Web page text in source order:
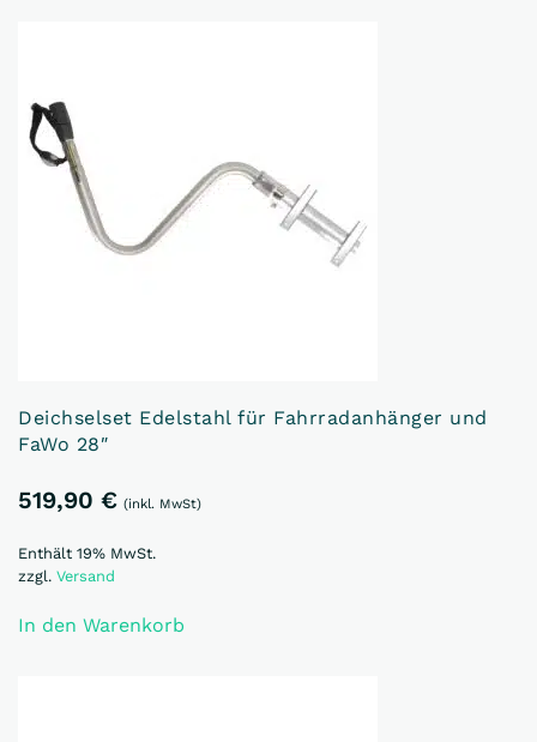
Deichselset Edelstahl für Fahrradanhänger und
FaWo 28″
519,90 € (inkl. MwSt)
Enthält 19% MwSt.
zzgl. Versand
In den Warenkorb